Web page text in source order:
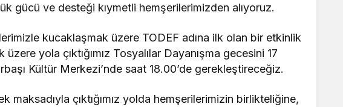
gücü ve desteği kıymetli hemşerilerimizden alıyoruz.
kucaklaşmak üzere TODEF adına ilk olan bir etkinlik
yola çıktığımız Tosyalılar Dayanışma gecesini 17
Kültür Merkezi’nde saat 18.00’de gerekleştireceğiz.
maksadıyla çıktığımız yolda hemşerilerimizin birlikteliğine,